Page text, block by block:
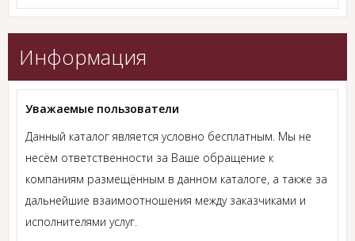
Информация
Уважаемые пользователи
Данный каталог является условно бесплатным. Мы не
несём ответственности за Ваше обращение к
компаниям размещённым в данном каталоге, а также за
дальнейшие взаимоотношения между заказчиками и
исполнителями услуг.